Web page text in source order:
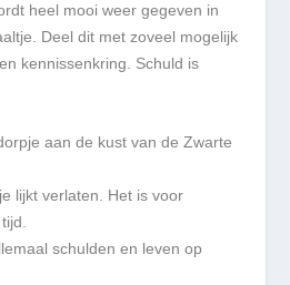
heel mooi weer gegeven in
Deel dit met zoveel mogelijk
kennissenkring. Schuld is
aan de kust van de Zwarte
lijkt verlaten. Het is voor
schulden en leven op